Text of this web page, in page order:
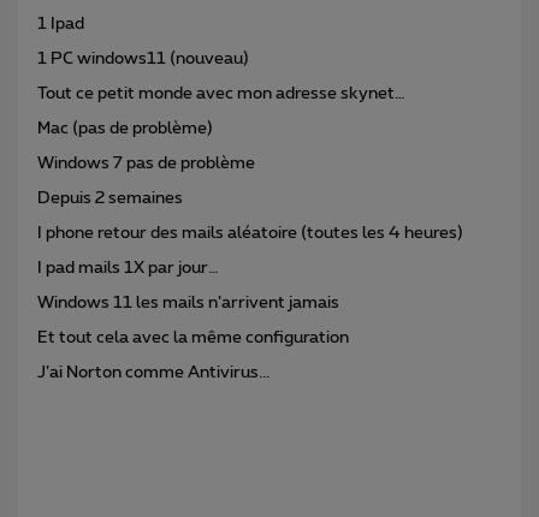
1 Ipad
1 PC windows11 (nouveau)
Tout ce petit monde avec mon adresse skynet…
Mac (pas de problème)
Windows 7 pas de problème
Depuis 2 semaines
I phone retour des mails aléatoire (toutes les 4 heures)
I pad mails 1X par jour…
Windows 11 les mails n’arrivent jamais
Et tout cela avec la même configuration
J’ai Norton comme Antivirus...